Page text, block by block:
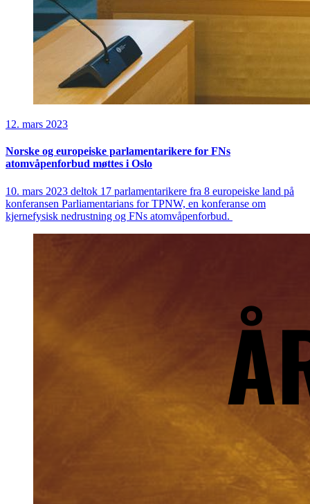
12. mars 2023
Norske og europeiske parlamentarikere for FNs
atomvåpenforbud møttes i Oslo
10. mars 2023 deltok 17 parlamentarikere fra 8 europeiske land på
konferansen Parliamentarians for TPNW, en konferanse om
kjernefysisk nedrustning og FNs atomvåpenforbud.